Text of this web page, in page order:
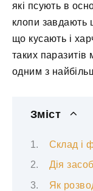
які псують в
клопи завдають
що кусають і
таких
одним з
Зміст
Склад і
Дія
Як